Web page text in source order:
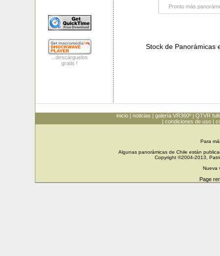
...descárguelos
gratis !
Pronto más
Stock de Panorámicas
inicio| noticias | galería VR360º| QTVR
| condiciones de uso|
Para
Algunas panorámicas de Chile están
Copyright ©2004-2013,
Nueva
Page